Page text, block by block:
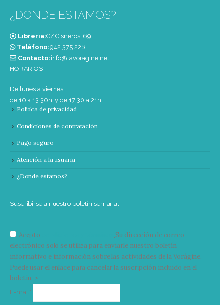
¿DONDE ESTAMOS?
Librería:C/ Cisneros, 69
Teléfono:‭942 375 226‬
Contacto:info@lavoragine.net
HORARIOS
De lunes a viernes
de 10 a 13:30h. y de 17:30 a 21h.
Política de privacidad
Condiciones de contratación
Pago seguro
Atención a la usuaria
¿Donde estamos?
Suscribirse a nuestro boletín semanal
Acepto
Su dirección de correo
electrónico solo se utiliza para enviarle nuestro boletín
informativo e información sobre las actividades de la Vorágine.
Puede usar el enlace para cancelar la suscripción incluido en el
boletín. >
E-mail*